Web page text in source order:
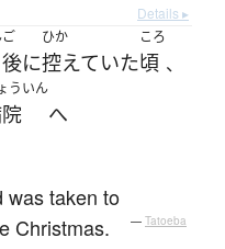
Details ▸
ご
後に
ひか
控えていた
ころ
頃 、
ういん
へ
was taken to
Christmas.
— Tatoeba